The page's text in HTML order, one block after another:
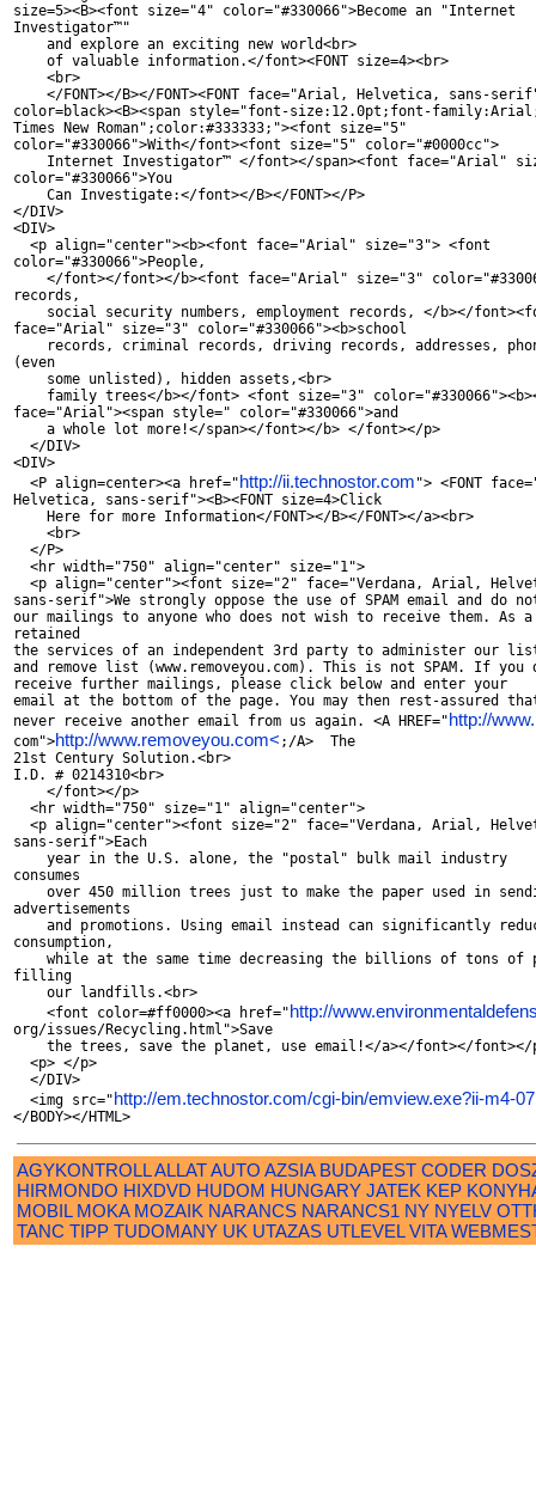
size=5><B><font size="4" color="#330066">Become an "Internet
Investigator™"
    and explore an exciting new world<br>
    of valuable information.</font><FONT size=4><br>
    <br>
</FONT></B></FONT><FONT face="Arial, Helvetica, sans-
color=black><B><span style="font-size:12.0pt;font-
Times New Roman";color:#333333;"><font size="5"
color="#330066">With</font><font size="5" color="#0000cc">
Internet Investigator™ </font></span><font face="Arial"
color="#330066">You
    Can Investigate:</font></B></FONT></P>
</DIV>
<DIV>
  <p align="center"><b><font face="Arial" size="3"> <font
color="#330066">People,
</font></font></b><font face="Arial" size="3"
records,
social security numbers, employment records, </b></
face="Arial" size="3" color="#330066"><b>school
records, criminal records, driving records, addresses,
(even
    some unlisted), hidden assets,<br>
family trees</b></font> <font size="3"
face="Arial"><span style=" color="#330066">and
    a whole lot more!</span></font></b> </font></p>
  </DIV>
<DIV>
  <P align=center><a href="
http://ii.technostor.com "> <FONT
Helvetica, sans-serif"><B><FONT size=4>Click
    Here for more Information</FONT></B></FONT></a><br>
    <br>
  </P>
  <hr width="750" align="center" size="1">
<p align="center"><font size="2" face="Verdana, Arial,
sans-serif">We strongly oppose the use of SPAM email and do
our mailings to anyone who does not wish to receive them. As
retained
the services of an independent 3rd party to administer our list
and remove list (www.removeyou.com). This is not SPAM. If
receive further mailings, please click below and enter your
email at the bottom of the page. You may then rest-assured
never receive another email from us again. <A HREF="http://
com">http://www.removeyou.com< ;/A>  The
21st Century Solution.<br>
I.D. # 0214310<br>
    </font></p>
  <hr width="750" size="1" align="center">
<p align="center"><font size="2" face="Verdana, Arial,
sans-serif">Each
    year in the U.S. alone, the "postal" bulk mail industry
consumes
over 450 million trees just to make the paper used in
advertisements
and promotions. Using email instead can significantly
consumption,
while at the same time decreasing the billions of tons of
filling
    our landfills.<br>
    <font color=#ff0000><a href="
http://
org/issues/Recycling.html">Save
the trees, save the planet, use email!</a></font></font></
  <p> </p>
  </DIV>
  <img src="
http://em.technostor.com/cgi-bin/emview.exe?ii-m4-
AGYKONTROLLALLATAUTO AZSIA BUDAPEST CODER
HIRMONDO HIXDVD HUDOM HUNGARY JATEK KEP
MOBIL MOKA MOZAIK NARANCS NARANCS1 NY NYELV
TANC TIPP TUDOMANY UK UTAZAS UTLEVEL VITA